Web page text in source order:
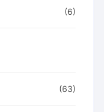
(6)
(63)